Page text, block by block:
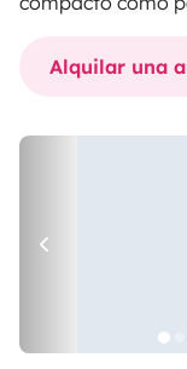
Alquilar una